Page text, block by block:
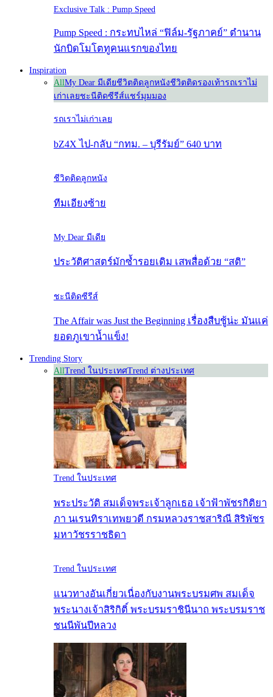
Exclusive Talk : Pump Speed
Pump Speed : กระทบไหล่ “ฟิล์ม-รัฐภาคย์” ตำนาน
นักบิดโมโตทูคนแรกของไทย
Inspiration
AllMy Dear มีเดียชีวิตติดลูกหนังชีวิตติดรองเท้ารถเราไม่
เก่าเลยชะนีติดซีรีส์แชร์มุมมอง
รถเราไม่เก่าเลย
bZ4X ไป-กลับ “กทม. – บุรีรัมย์” 640 บาท
ชีวิตติดลูกหนัง
ทีมเอียงซ้าย
My Dear มีเดีย
ประวัติศาสตร์มักซ้ำรอยเดิม เสพสื่อด้วย “สติ”
ชะนีติดซีรีส์
The Affair was Just the Beginning เรื่องสืบชู้น่ะ มันแค่
ยอดภูเขาน้ำแข็ง!
Trending Story
AllTrend ในประเทศTrend ต่างประเทศ
Trend ในประเทศ
พระประวัติ สมเด็จพระเจ้าลูกเธอ เจ้าฟ้าพัชรกิติยา
ภา นเรนทิราเทพยวดี กรมหลวงราชสาริณี สิริพัชร
มหาวัชรราชธิดา
Trend ในประเทศ
แนวทางอันเกี่ยวเนื่องกับงานพระบรมศพ สมเด็จ
พระนางเจ้าสิริกิติ์ พระบรมราชินีนาถ พระบรมราช
ชนนีพันปีหลวง